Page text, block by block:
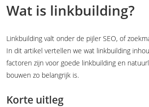
Wat is linkbuilding?
Linkbuilding valt onder de pijler SEO, of
In dit artikel vertellen we wat linkbuilding
factoren zijn voor goede linkbuilding en
bouwen zo belangrijk is.
Korte uitleg